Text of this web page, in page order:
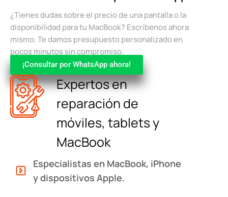
¿Tienes dudas sobre el precio de una pantalla o la
disponibilidad para tu MacBook? Escríbenos ahora
mismo. Te damos presupuesto personalizado en
pocos minutos sin compromiso.
¡Consultar por WhatsApp ahora!
Expertos en
reparación de
móviles, tablets y
MacBook
Especialistas en MacBook, iPhone
y dispositivos Apple.